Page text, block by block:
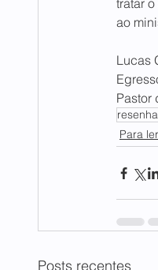
tratar
ao
Lucas
Pastor
Para ler
Posts recentes